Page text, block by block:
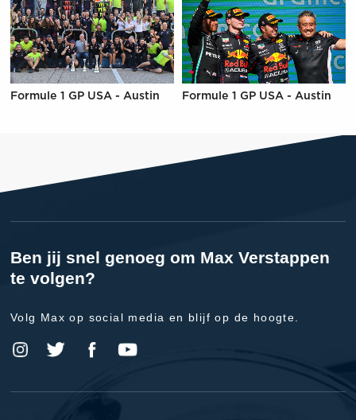
Formule 1 GP USA - Austin Formule 1 GP USA - Austin
Ben jij snel genoeg om Max Verstappen
te volgen?
Volg Max op social media en blijf op de hoogte.